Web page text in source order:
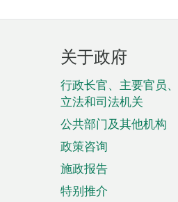
页
脚
菜
单
关于政府
行政长官、主要官员、
立法和司法机关
公共部门及其他机构
政策咨询
施政报告
特别推介